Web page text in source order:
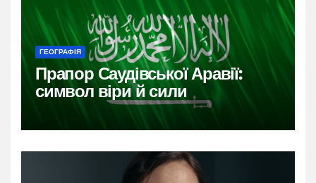
ГЕОГРАФІЯ
Прапор Саудівської Аравії:
символ віри й сили